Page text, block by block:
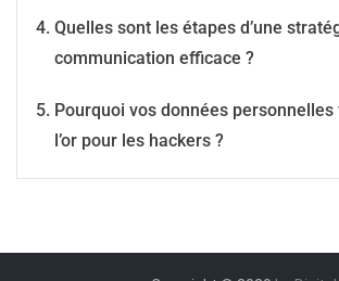
Quelles sont les étapes d’une
communication efficace ?
Pourquoi vos données
l’or pour les hackers ?